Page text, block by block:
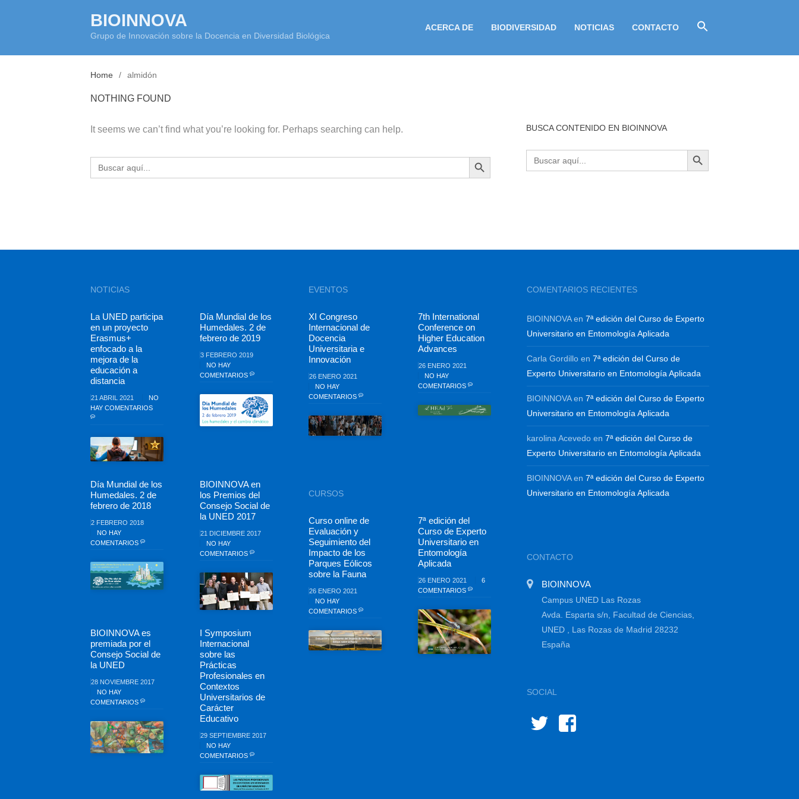
BIOINNOVA
Grupo de Innovación sobre la Docencia en Diversidad Biológica
ACERCA DE BIODIVERSIDAD NOTICIAS CONTACTO
Home almidón
NOTHING FOUND
It seems we can’t find what you’re looking for. Perhaps searching can help.
Buscar: BOTÓN DE BÚSQUEDA
BUSCA CONTENIDO EN BIOINNOVA
Buscar: BOTÓN DE BÚSQUEDA
NOTICIAS
La UNED participa
en un proyecto
Erasmus+
enfocado a la
mejora de la
educación a
distancia
21 ABRIL 2021
NO
HAY COMENTARIOS
Día Mundial de los
Humedales. 2 de
febrero de 2019
3 FEBRERO 2019
NO HAY
COMENTARIOS
Día Mundial de los
Humedales. 2 de
febrero de 2018
2 FEBRERO 2018
NO HAY
COMENTARIOS
BIOINNOVA en
los Premios del
Consejo Social de
la UNED 2017
21 DICIEMBRE 2017
NO HAY
COMENTARIOS
BIOINNOVA es
premiada por el
Consejo Social de
la UNED
28 NOVIEMBRE 2017
NO HAY
COMENTARIOS
I Symposium
Internacional
sobre las
Prácticas
Profesionales en
Contextos
Universitarios de
Carácter
Educativo
29 SEPTIEMBRE 2017
NO HAY
COMENTARIOS
EVENTOS
XI Congreso
Internacional de
Docencia
Universitaria e
Innovación
26 ENERO 2021
NO HAY
COMENTARIOS
7th International
Conference on
Higher Education
Advances
26 ENERO 2021
NO HAY
COMENTARIOS
CURSOS
Curso online de
Evaluación y
Seguimiento del
Impacto de los
Parques Eólicos
sobre la Fauna
26 ENERO 2021
NO HAY
COMENTARIOS
7ª edición del
Curso de Experto
Universitario en
Entomología
Aplicada
26 ENERO 2021
6
COMENTARIOS
COMENTARIOS RECIENTES
BIOINNOVAen7ª edición del Curso de Experto
Universitario en Entomología Aplicada
Carla Gordillo en7ª edición del Curso de
Experto Universitario en Entomología Aplicada
BIOINNOVAen7ª edición del Curso de Experto
Universitario en Entomología Aplicada
karolina Acevedo en7ª edición del Curso de
Experto Universitario en Entomología Aplicada
BIOINNOVAen7ª edición del Curso de Experto
Universitario en Entomología Aplicada
CONTACTO
BIOINNOVA
Campus UNED Las Rozas
Avda. Esparta s/n, Facultad de Ciencias,
UNED , Las Rozas de Madrid 28232
España
SOCIAL